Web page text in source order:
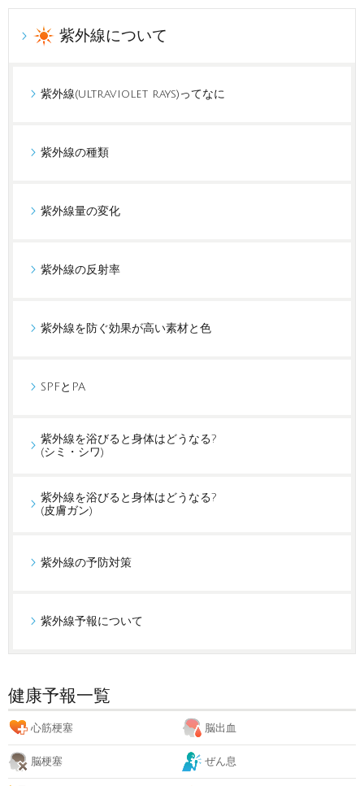
紫外線について
紫外線(ultraviolet rays)ってなに
紫外線の種類
紫外線量の変化
紫外線の反射率
紫外線を防ぐ効果が高い素材と色
SPFとPA
紫外線を浴びると身体はどうなる?
(シミ・シワ)
紫外線を浴びると身体はどうなる?
(皮膚ガン)
紫外線の予防対策
紫外線予報について
健康予報一覧
心筋梗塞 脳出血
脳梗塞 ぜん息